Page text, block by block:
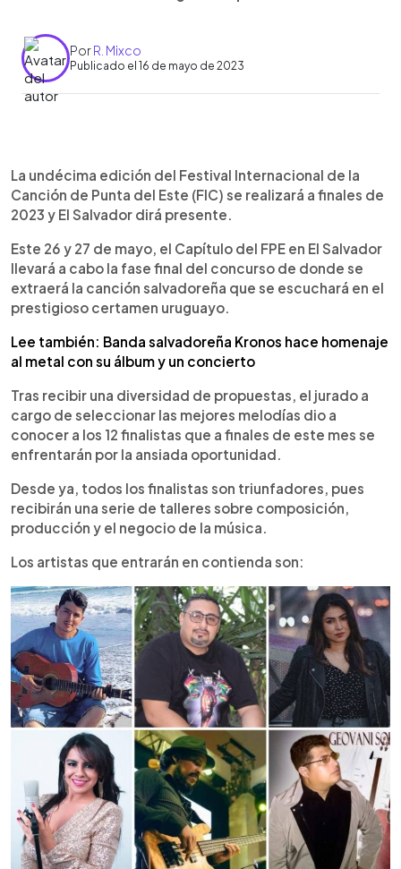
PorR. Mixco
Publicado el 16 de mayo de 2023
► Escuchar artículo
La undécima edición del Festival Internacional de la
Canción de Punta del Este (FIC) se realizará a finales de
2023 y El Salvador dirá presente.
Este 26 y 27 de mayo, el Capítulo del FPE en El Salvador
llevará a cabo la fase final del concurso de donde se
extraerá la canción salvadoreña que se escuchará en el
prestigioso certamen uruguayo.
Lee también: Banda salvadoreña Kronos hace homenaje
al metal con su álbum y un concierto
Tras recibir una diversidad de propuestas, el jurado a
cargo de seleccionar las mejores melodías dio a
conocer a los 12 finalistas que a finales de este mes se
enfrentarán por la ansiada oportunidad.
Desde ya, todos los finalistas son triunfadores, pues
recibirán una serie de talleres sobre composición,
producción y el negocio de la música.
Los artistas que entrarán en contienda son: